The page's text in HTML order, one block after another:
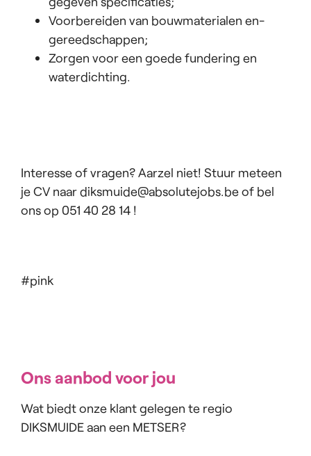
Voorbereiden van bouwmaterialen en-
gereedschappen;
Zorgen voor een goede fundering en
waterdichting.
Interesse of vragen? Aarzel niet! Stuur meteen
je CV naar diksmuide@absolutejobs.be of bel
ons op 051 40 28 14 !
#pink
Ons aanbod voor jou
Wat biedt onze klant gelegen te regio
DIKSMUIDE aan een METSER?